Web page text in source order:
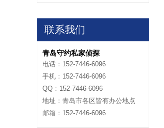
联系我们
青岛守约私家侦探
电话：152-7446-6096
手机：152-7446-6096
QQ：152-7446-6096
地址：青岛市各区皆有办公地点
邮箱：152-7446-6096